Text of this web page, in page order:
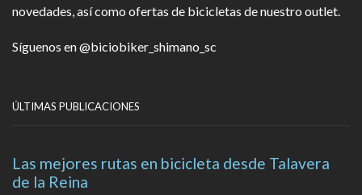
novedades, así como ofertas de bicicletas de nuestro outlet.
Síguenos en@biciobiker_shimano_sc
ÚLTIMAS PUBLICACIONES
Las mejores rutas en bicicleta desde Talavera
de la Reina